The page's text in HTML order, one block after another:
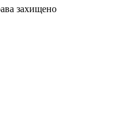
захищено